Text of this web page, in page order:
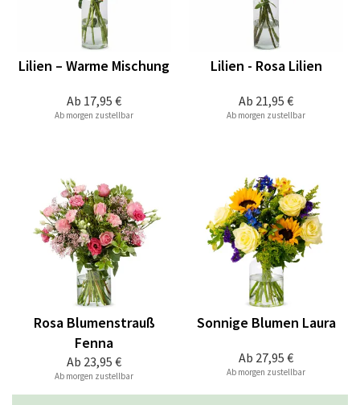
Ab 17,95 €
Lilien – Warme Mischung
Ab morgen zustellbar
Ab 21,95 €
Lilien - Rosa Lilien
Ab morgen zustellbar
Ab 23,95 €
Rosa Blumenstrauß
Fenna
Ab morgen zustellbar
Ab 27,95 €
Sonnige Blumen Laura
Ab morgen zustellbar